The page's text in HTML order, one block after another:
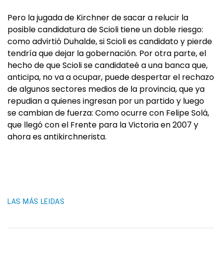
Pero la jugada de Kirchner de sacar a relucir la
posible candidatura de Scioli tiene un doble riesgo:
como advirtió Duhalde, si Scioli es candidato y pierde
tendría que dejar la gobernación. Por otra parte, el
hecho de que Scioli se candidateé a una banca que,
anticipa, no va a ocupar, puede despertar el rechazo
de algunos sectores medios de la provincia, que ya
repudian a quienes ingresan por un partido y luego
se cambian de fuerza: Como ocurre con Felipe Solá,
que llegó con el Frente para la Victoria en 2007 y
ahora es antikirchnerista.
LAS MÁS LEIDAS